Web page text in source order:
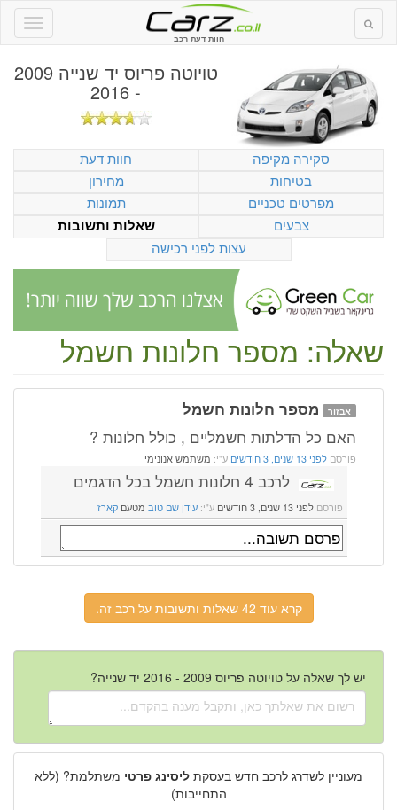
חוות דעת רכב
טויוטה פריוס יד שנייה 2009
- 2016
סקירה מקיפה
חוות דעת
בטיחות
מחירון
מפרטים טכניים
תמונות
צבעים
שאלות ותשובות
עצות לפני רכישה
שאלה: מספר חלונות חשמל
אבזור מספר חלונות חשמל
האם כל הדלתות חשמליים , כולל חלונות ?
פורסם לפני 13 שנים, 3 חודשים ע"י: משתמש אנונימי
לרכב 4 חלונות חשמל בכל הדגמים
פורסם לפני 13 שנים, 3 חודשים ע"י: עידן שם טוב מטעם קארז
קרא עוד 42 שאלות ותשובות על רכב זה.
יש לך שאלה על טויוטה פריוס 2009 - 2016 יד שנייה?
מעוניין לשדרג לרכב חדש בעסקת ליסינג פרטי משתלמת? (ללא
התחייבות)